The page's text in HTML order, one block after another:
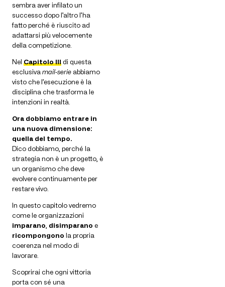
sembra aver infilato un
successo dopo l’altro l’ha
fatto perché è riuscito ad
adattarsi più velocemente
della competizione.
Nel Capitolo IIIdi questa
esclusivamail-serie abbiamo
visto che l’esecuzione è la
disciplina che trasforma le
intenzioni in realtà.
Ora dobbiamo entrare in
una nuova dimensione:
quella del tempo.
Dico dobbiamo, perché la
strategia non è un progetto, è
un organismo che deve
evolvere continuamente per
restare vivo.
In questo capitolo vedremo
come le organizzazioni
imparano, disimparano e
ricompongono la propria
coerenza nel modo di
lavorare.
Scoprirai che ogni vittoria
porta con sé una